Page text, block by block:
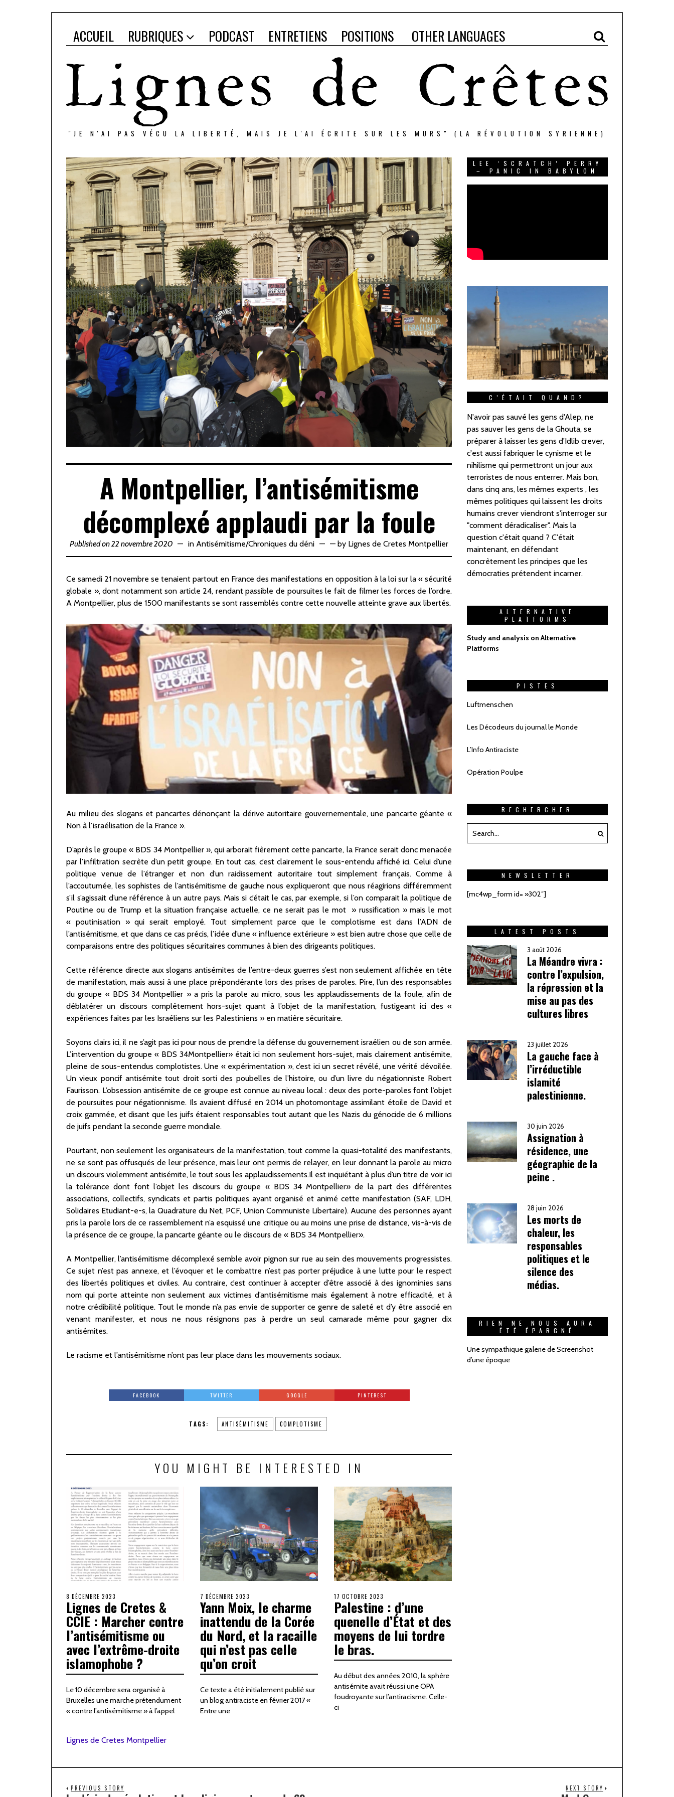
ACCUEIL RUBRIQUES PODCAST ENTRETIENS POSITIONS OTHER LANGUAGES
"JE N'AI PAS VÉCU LA LIBERTÉ, MAIS JE L'AI ÉCRITE SUR LES MURS" (LA RÉVOLUTION SYRIENNE)
A Montpellier, l’antisémitisme
décomplexé applaudi par la foule
Published on 22 novembre 2020 inAntisémitisme/Chroniques du déni — by Lignes de Cretes Montpellier
Ce samedi 21 novembre se tenaient partout en France des manifestations en opposition à la loi sur la « sécurité
globale », dont notamment son article 24, rendant passible de poursuites le fait de filmer les forces de l’ordre.
A Montpellier, plus de 1500 manifestants se sont rassemblés contre cette nouvelle atteinte grave aux libertés.
Au milieu des slogans et pancartes dénonçant la dérive autoritaire gouvernementale, une pancarte géante «
Non à l’israélisation de la France ».
D’après le groupe « BDS 34 Montpellier », qui arborait fièrement cette pancarte, la France serait donc menacée
par l’infiltration secrète d’un petit groupe. En tout cas, c’est clairement le sous-entendu affiché ici. Celui d’une
politique venue de l’étranger et non d’un raidissement autoritaire tout simplement français. Comme à
l’accoutumée, les sophistes de l’antisémitisme de gauche nous expliqueront que nous réagirions différemment
s’il s’agissait d’une référence à un autre pays. Mais si c’était le cas, par exemple, si l’on comparait la politique de
Poutine ou de Trump et la situation française actuelle, ce ne serait pas le mot » russification » mais le mot
« poutinisation » qui serait employé. Tout simplement parce que le complotisme est dans l’ADN de
l’antisémitisme, et que dans ce cas précis, l’idée d’une « influence extérieure » est bien autre chose que celle de
comparaisons entre des politiques sécuritaires communes à bien des dirigeants politiques.
Cette référence directe aux slogans antisémites de l’entre-deux guerres s’est non seulement affichée en tête
de manifestation, mais aussi à une place prépondérante lors des prises de paroles. Pire, l’un des responsables
du groupe « BDS 34 Montpellier » a pris la parole au micro, sous les applaudissements de la foule, afin de
déblatérer un discours complètement hors-sujet quant à l’objet de la manifestation, fustigeant ici des «
expériences faites par les Israéliens sur les Palestiniens » en matière sécuritaire.
Soyons clairs ici, il ne s’agit pas ici pour nous de prendre la défense du gouvernement israélien ou de son armée.
L’intervention du groupe « BDS 34Montpellier» était ici non seulement hors-sujet, mais clairement antisémite,
pleine de sous-entendus complotistes. Une « expérimentation », c’est ici un secret révélé, une vérité dévoilée.
Un vieux poncif antisémite tout droit sorti des poubelles de l’histoire, ou d’un livre du négationniste Robert
Faurisson. L’obsession antisémite de ce groupe est connue au niveau local : deux des porte-paroles font l’objet
de poursuites pour négationnisme. Ils avaient diffusé en 2014 un photomontage assimilant étoile de David et
croix gammée, et disant que les juifs étaient responsables tout autant que les Nazis du génocide de 6 millions
de juifs pendant la seconde guerre mondiale.
Pourtant, non seulement les organisateurs de la manifestation, tout comme la quasi-totalité des manifestants,
ne se sont pas offusqués de leur présence, mais leur ont permis de relayer, en leur donnant la parole au micro
un discours violemment antisémite, le tout sous les applaudissements.Il est inquiétant à plus d’un titre de voir ici
la tolérance dont font l’objet les discours du groupe « BDS 34 Montpellier» de la part des différentes
associations, collectifs, syndicats et partis politiques ayant organisé et animé cette manifestation (SAF, LDH,
Solidaires Etudiant-e-s, la Quadrature du Net, PCF, Union Communiste Libertaire). Aucune des personnes ayant
pris la parole lors de ce rassemblement n’a esquissé une critique ou au moins une prise de distance, vis-à-vis de
la présence de ce groupe, la pancarte géante ou le discours de « BDS 34 Montpellier».
A Montpellier, l’antisémitisme décomplexé semble avoir pignon sur rue au sein des mouvements progressistes.
Ce sujet n’est pas annexe, et l’évoquer et le combattre n’est pas porter préjudice à une lutte pour le respect
des libertés politiques et civiles. Au contraire, c’est continuer à accepter d’être associé à des ignominies sans
nom qui porte atteinte non seulement aux victimes d’antisémitisme mais également à notre efficacité, et à
notre crédibilité politique. Tout le monde n’a pas envie de supporter ce genre de saleté et d’y être associé en
venant manifester, et nous ne nous résignons pas à perdre un seul camarade même pour gagner dix
antisémites.
Le racisme et l’antisémitisme n’ont pas leur place dans les mouvements sociaux.
FACEBOOK TWITTER GOOGLE PINTEREST
TAGS: ANTISÉMITISME COMPLOTISME
YOU MIGHT BE INTERESTED IN
8 DÉCEMBRE 2023
Lignes de Cretes &
CCIE : Marcher contre
l’antisémitisme ou
avec l’extrême-droite
islamophobe ?
Le 10 décembre sera organisé à
Bruxelles une marche prétendument
« contre l’antisémitisme » à l’appel
7 DÉCEMBRE 2023
Yann Moix, le charme
inattendu de la Corée
du Nord, et la racaille
qui n’est pas celle
qu’on croit
Ce texte a été initialement publié sur
un blog antiraciste en février 2017 «
Entre une
17 OCTOBRE 2023
Palestine : d’une
quenelle d’État et des
moyens de lui tordre
le bras.
Au début des années 2010, la sphère
antisémite avait réussi une OPA
foudroyante sur l’antiracisme. Celle-
ci
Lignes de Cretes Montpellier
LEE ‘SCRATCH’ PERRY
– PANIC IN BABYLON
C’ÉTAIT QUAND?
N'avoir pas sauvé les gens d'Alep, ne
pas sauver les gens de la Ghouta, se
préparer à laisser les gens d'Idlib crever,
c'est aussi fabriquer le cynisme et le
nihilisme qui permettront un jour aux
terroristes de nous enterrer. Mais bon,
dans cinq ans, les mêmes experts , les
mêmes politiques qui laissent les droits
humains crever viendront s'interroger sur
"comment déradicaliser". Mais la
question c'était quand ? C'était
maintenant, en défendant
concrètement les principes que les
démocraties prétendent incarner.
ALTERNATIVE
PLATFORMS
Study and analysis on Alternative
Platforms
PISTES
Luftmenschen
Les Décodeurs du journal le Monde
L’Info Antiraciste
Opération Poulpe
RECHERCHER
NEWSLETTER
[mc4wp_form id= »302″]
LATEST POSTS
3 août 2026
La Méandre vivra :
contre l’expulsion,
la répression et la
mise au pas des
cultures libres
23 juillet 2026
La gauche face à
l’irréductible
islamité
palestinienne.
30 juin 2026
Assignation à
résidence, une
géographie de la
peine .
28 juin 2026
Les morts de
chaleur, les
responsables
politiques et le
silence des
médias.
RIEN NE NOUS AURA
ÉTÉ ÉPARGNÉ
Une sympathique galerie de Screenshot
d’une époque
PREVIOUS STORY NEXT STORY